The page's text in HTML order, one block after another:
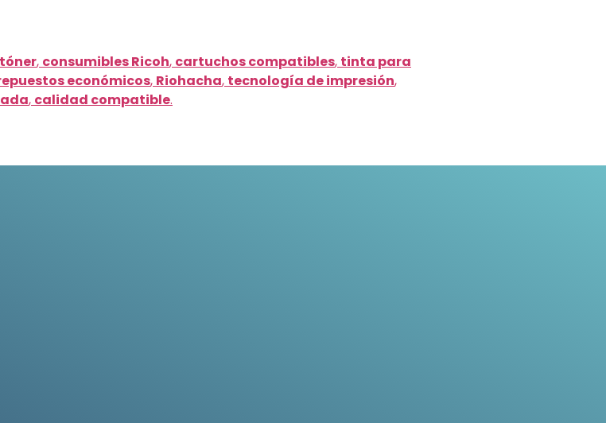
, consumibles Ricoh, cartuchos compatibles, tinta para
económicos, Riohacha, tecnología de impresión,
, calidad compatible.